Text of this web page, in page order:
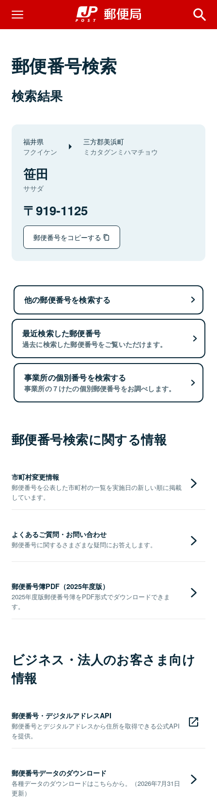
郵便番号検索
検索結果
福井県
フクイケン
三方郡美浜町
ミカタグンミハマチョウ
笹田
ササダ
919-1125
郵便番号をコピーする
他の郵便番号を検索する
最近検索した郵便番号
過去に検索した郵便番号をご覧いただけます。
事業所の個別番号を検索する
事業所の７けたの個別郵便番号をお調べします。
郵便番号検索に関する情報
市町村変更情報
郵便番号を公表した市町村の一覧を実施日の新しい順に掲載
しています。
よくあるご質問・お問い合わせ
郵便番号に関するさまざまな疑問にお答えします。
郵便番号簿PDF（2025年度版）
2025年度版郵便番号簿をPDF形式でダウンロードできま
す。
ビジネス・法人のお客さま向け
情報
郵便番号・デジタルアドレスAPI
郵便番号とデジタルアドレスから住所を取得できる公式API
を提供。
郵便番号データのダウンロード
各種データのダウンロードはこちらから。（2026年7月31日
更新）